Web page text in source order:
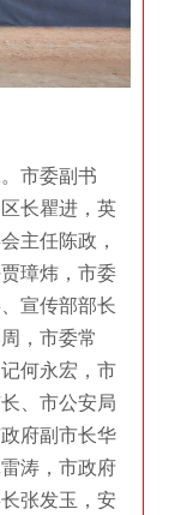
市委副书
长瞿进，英
主任陈政，
璋炜，市委
宣传部部长
，市委常
何永宏，市
、市公安局
府副市长华
涛，市政府
张发玉，安